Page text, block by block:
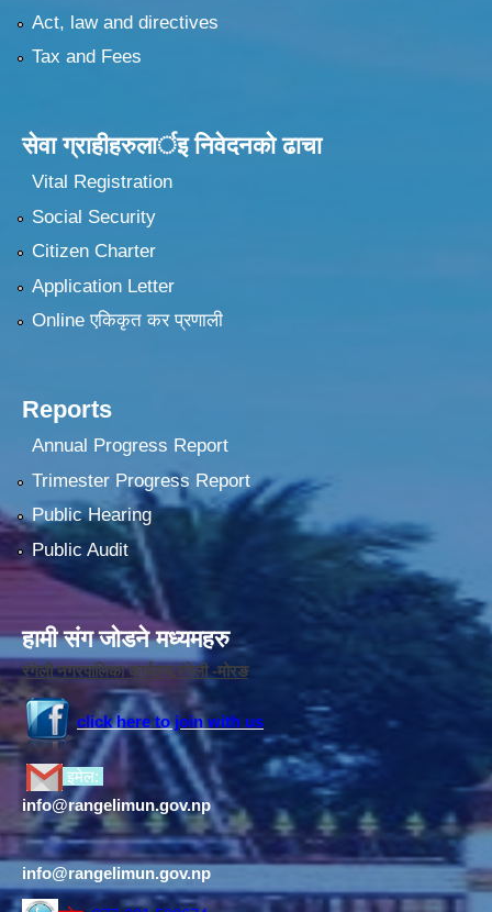
Act, law and directives
Tax and Fees
सेवा ग्राहीहरुलार्इ निवेदनकाे ढा‍चा
Vital Registration
Social Security
Citizen Charter
Application Letter
Online एकिकृत कर प्रणाली
Reports
Annual Progress Report
Trimester Progress Report
Public Hearing
Public Audit
हामी संग जोडने मध्यमहरु
रंगेली नगरपालिका कार्यलय,रंगेली -मोरङ
click here to join with us
इमेल:
info@rangelimun.gov.np
info@rangelimun.gov.np